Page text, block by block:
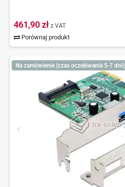
461,90 zł z VAT
Porównaj produkt
Na zamówienie (czas oczekiwania 5-7 dni)